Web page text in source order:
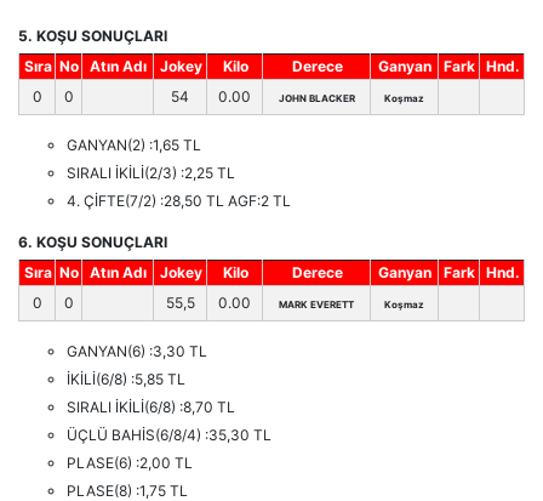
5. KOŞU SONUÇLARI
Sıra No Atın Adı Jokey Kilo Derece Ganyan Fark Hnd.
0
0 54 0.00 JOHN BLACKER Koşmaz
GANYAN(2) :1,65 TL
SIRALI İKİLİ(2/3) :2,25 TL
4. ÇİFTE(7/2) :28,50 TL AGF:2 TL
6. KOŞU SONUÇLARI
Sıra No Atın Adı Jokey Kilo Derece Ganyan Fark Hnd.
0
0 55,5 0.00 MARK EVERETT Koşmaz
GANYAN(6) :3,30 TL
İKİLİ(6/8) :5,85 TL
SIRALI İKİLİ(6/8) :8,70 TL
ÜÇLÜ BAHİS(6/8/4) :35,30 TL
PLASE(6) :2,00 TL
PLASE(8) :1,75 TL